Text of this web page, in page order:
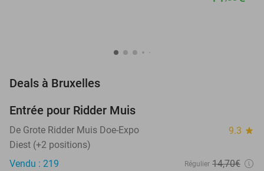
Deals à Bruxelles
TODAY
Entrée pour Ridder Muis
De Grote Ridder Muis Doe-Expo 9.3 star
Diest (+2 positions)
Vendu : 219
Régulier 14,70€